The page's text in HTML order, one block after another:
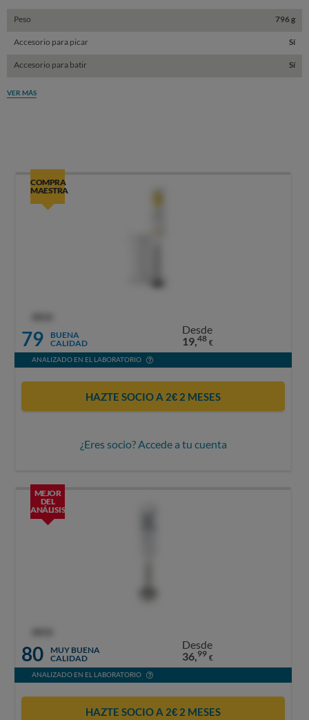
Peso 796 g
Accesorio para picar Sí
Accesorio para batir Sí
VER MÁS
COMPRA
MAESTRA
79
BUENA
CALIDAD
Desde
19,48 €
ANALIZADO EN EL LABORATORIO
HAZTE SOCIO A 2€ 2 MESES
¿Eres socio? Accede a tu cuenta
MEJOR
DEL
ANÁLISIS
80
MUY BUENA
CALIDAD
Desde
36,99 €
ANALIZADO EN EL LABORATORIO
HAZTE SOCIO A 2€ 2 MESES